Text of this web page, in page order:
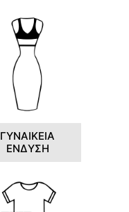
ΓΥΝΑΙΚΕΙΑ
ΕΝΔΥΣΗ